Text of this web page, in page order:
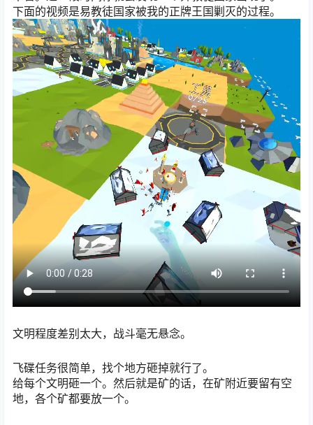
下面的视频是易教徒国家被我的正牌王国剿灭的过程。
文明程度差别太大，战斗毫无悬念。
飞碟任务很简单，找个地方砸掉就行了。
给每个文明砸一个。然后就是矿的话，在矿附近要留有空
地，各个矿都要放一个。